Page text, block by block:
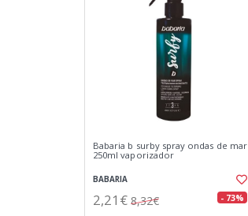
Babaria b surby spray ondas de mar
250ml vaporizador
BABARIA
2,21€ 8,32€ - 73%